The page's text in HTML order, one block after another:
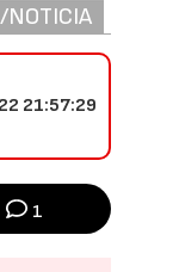
NOTICIA
21:57:29
1